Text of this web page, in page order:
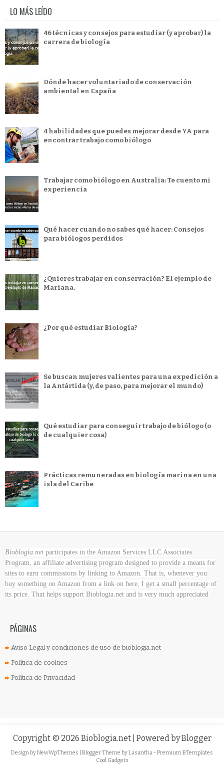
LO MÁS LEÍDO
46 técnicas y consejos para estudiar (y aprobar) la
carrera de biología
Dónde hacer voluntariado de conservación
ambiental en España
4 habilidades que puedes mejorar desde YA para
encontrar trabajo como biólogo
Trabajar como biólogo en Australia: Te cuento mi
experiencia
Qué hacer cuando no sabes qué hacer: Consejos
para biólogos perdidos
¿Quieres trabajar en conservación? El ejemplo de
Mariana.
¿Por qué estudiar Biología?
Se buscan mujeres valientes para una expedición a
la Antártida (y, de paso, para mejorar el mundo)
Qué estudiar para conseguir trabajo de biólogo (o
de cualquier cosa)
Prácticas remuneradas en biología marina en una
isla del Caribe
Bioblogia.net participates in the Amazon Services LLC Associates
Program, an affiliate advertising program designed to provide a means for
sites to earn commissions by linking to Amazon. That is, whenever you
buy something on Amazon from a link on here, I get a small percentage of
its price. That helps support Bioblogia.net and is very much appreciated
PÁGINAS
Aviso Legal y condiciones de uso de bioblogia.net
Política de cookies
Política de Privacidad
Copyright © 2026 Bioblogia.net | Powered byBlogger
Design byNewWpThemes | Blogger Theme byLasantha - Premium BTemplates
Cool Gadgets